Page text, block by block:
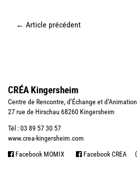
← Article précédent
CRÉA Kingersheim
Centre de Rencontre, d’Échange et d’Animation
27 rue de Hirschau 68260 Kingersheim
Tél : 03 89 57 30 57
www.crea-kingersheim.com
Facebook MOMIX Facebook CREA